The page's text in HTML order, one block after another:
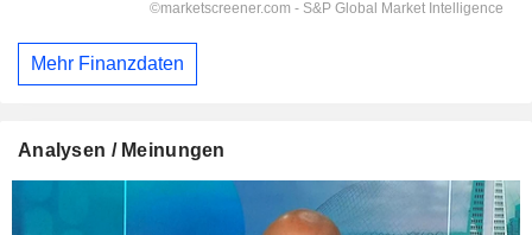
Mehr Finanzdaten
Analysen / Meinungen